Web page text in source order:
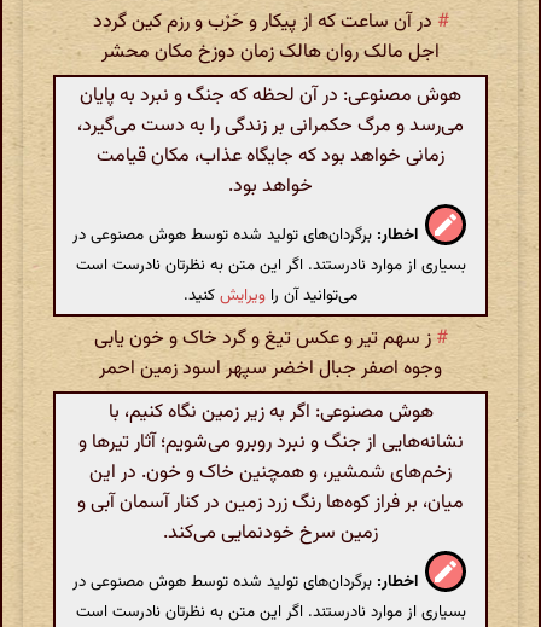
# در آن ساعت که از پیکار و حَرْب و رزم کین گردد
اجل مالک روان هالک زمان دوزخ مکان محشر
هوش مصنوعی: در آن لحظه که جنگ و نبرد به پایان
می‌رسد و مرگ حکمرانی بر زندگی را به دست می‌گیرد،
زمانی خواهد بود که جایگاه عذاب، مکان قیامت
خواهد بود.
اخطار: برگردان‌های تولید شده توسط هوش مصنوعی در
بسیاری از موارد نادرستند. اگر این متن به نظرتان نادرست است
می‌توانید آن را ویرایشکنید.
# ز سهم تیر و عکس تیغ و گرد خاک و خون یابی
وجوه اصفر جبال اخضر سپهر اسود زمین احمر
هوش مصنوعی: اگر به زیر زمین نگاه کنیم، با
نشانه‌هایی از جنگ و نبرد روبرو می‌شویم؛ آثار تیرها و
زخم‌های شمشیر، و همچنین خاک و خون. در این
میان، بر فراز کوه‌ها رنگ زرد زمین در کنار آسمان آبی و
زمین سرخ خودنمایی می‌کند.
اخطار: برگردان‌های تولید شده توسط هوش مصنوعی در
بسیاری از موارد نادرستند. اگر این متن به نظرتان نادرست است